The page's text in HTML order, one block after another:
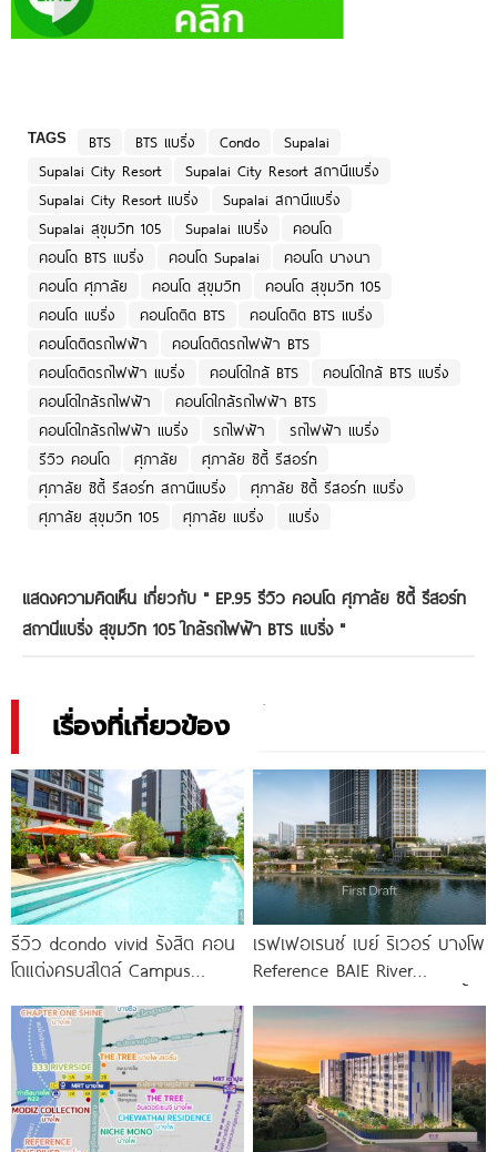
TAGS BTS BTS แบริ่ง Condo
Supalai
Supalai City Resort
Supalai City Resort สถานีแบริ่ง
Supalai City Resort แบริ่ง
Supalai สถานีแบริ่ง
Supalai สุขุมวิท 105
Supalai แบริ่ง
คอนโด
คอนโด BTS แบริ่ง
คอนโด Supalai
คอนโด บางนา
คอนโด ศุภาลัย
คอนโด สุขุมวิท
คอนโด สุขุมวิท 105
คอนโด แบริ่ง
คอนโดติด BTS
คอนโดติด BTS แบริ่ง
คอนโดติดรถไฟฟ้า
คอนโดติดรถไฟฟ้า BTS
คอนโดติดรถไฟฟ้า แบริ่ง
คอนโดใกล้ BTS
คอนโดใกล้ BTS แบริ่ง
คอนโดใกล้รถไฟฟ้า
คอนโดใกล้รถไฟฟ้า BTS
คอนโดใกล้รถไฟฟ้า แบริ่ง
รถไฟฟ้า
รถไฟฟ้า แบริ่ง
รีวิว คอนโด
ศุภาลัย
ศุภาลัย ซิตี้ รีสอร์ท
ศุภาลัย ซิตี้ รีสอร์ท สถานีแบริ่ง
ศุภาลัย ซิตี้ รีสอร์ท แบริ่ง
ศุภาลัย สุขุมวิท 105
ศุภาลัย แบริ่ง แบริ่ง
แสดงความคิดเห็น เกี่ยวกับ " EP.95 รีวิว คอนโด ศุภาลัย ซิตี้ รีสอร์ท
สถานีแบริ่ง สุขุมวิท 105 ใกล้รถไฟฟ้า BTS แบริ่ง"
เรื่องที่เกี่ยวข้อง
รีวิว dcondo vivid รังสิต คอน
โดแต่งครบสไตล์ Campus
พร้อมรับ-ส่ง
เรฟเฟอเรนซ์ เบย์ ริเวอร์ บางโพ
Reference BAIE River
จาก